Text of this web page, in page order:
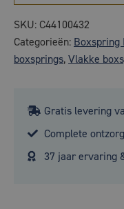
SKU: C44100432
Categorieën: Boxspring
boxsprings,Vlakke
Gratis levering
Complete
37 jaar ervaring